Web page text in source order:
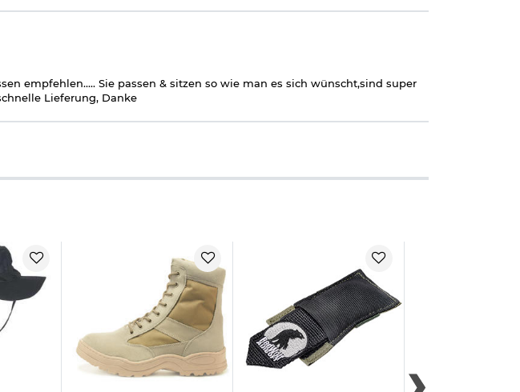
empfehlen..... Sie passen & sitzen so wie man es sich wünscht,sind super
Lieferung, Danke